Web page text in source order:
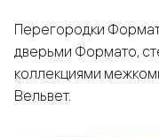
Перегородки
дверьми Формато,
коллекциями
Вельвет.